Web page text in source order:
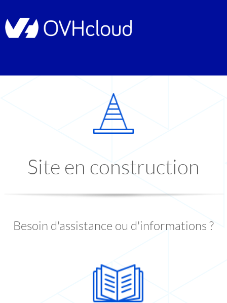
Site en construction
Besoin d'assistance ou d'informations ?